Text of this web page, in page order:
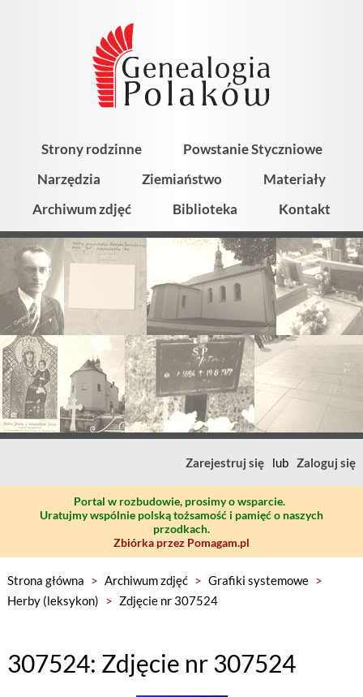
Strony rodzinne
Powstanie Styczniowe
Narzędzia
Ziemiaństwo
Materiały
Archiwum zdjęć
Biblioteka Kontakt
Zarejestruj się lub Zaloguj się
Portal w rozbudowie, prosimy o wsparcie.
Uratujmy wspólnie polską tożsamość i pamięć o naszych
przodkach.
Zbiórka przez Pomagam.pl
Strona główna > Archiwum zdjęć > Grafiki systemowe >
Herby (leksykon) > Zdjęcie nr 307524
307524: Zdjęcie nr 307524